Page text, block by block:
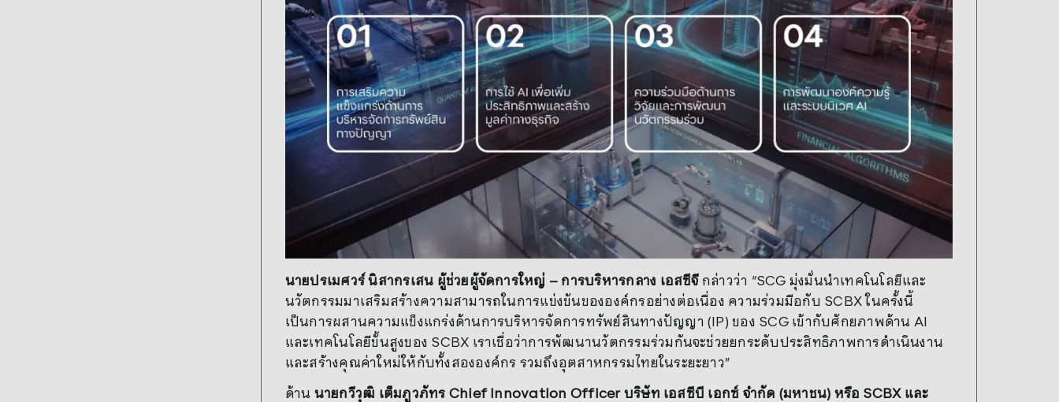
นายปรเมศวร์ นิสากรเสน ผู้ช่วยผู้จัดการใหญ่ – การบริหารกลาง เอสซีจี กล่าวว่า “SCG มุ่งมั่นนำเทคโนโลยีและ
นวัตกรรมมาเสริมสร้างความสามารถในการแข่งขันขององค์กรอย่างต่อเนื่อง ความร่วมมือกับ SCBX ในครั้งนี้
เป็นการผสานความแข็งแกร่งด้านการบริหารจัดการทรัพย์สินทางปัญญา (IP) ของ SCG เข้ากับศักยภาพด้าน AI
และเทคโนโลยีขั้นสูงของ SCBX เราเชื่อว่าการพัฒนานวัตกรรมร่วมกันจะช่วยยกระดับประสิทธิภาพการดำเนินงาน
และสร้างคุณค่าใหม่ให้กับทั้งสององค์กร รวมถึงอุตสาหกรรมไทยในระยะยาว”
ด้าน นายกวีวุฒิ เต็มภูวภัทร Chief Innovation Officer บริษัท เอสซีบี เอกซ์ จำกัด (มหาชน) หรือ SCBX และ